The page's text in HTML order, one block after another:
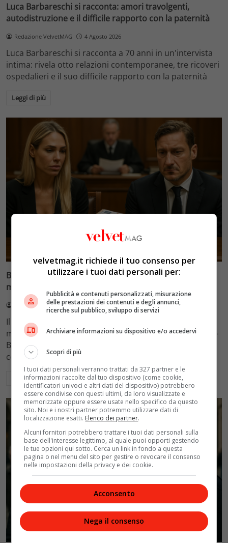
Luca Barbareschi si racconta: amori travolgenti,
autodistruzione e il difficile rapporto con la paternità
Redazione VelvetMAG 4 Agosto 2026
Luca Barbareschi si racconta a 70 anni in un'intervista
intima: rivela otto relazioni contemporanee, tre ricoveri
ospedalieri e il suo difficile rapporto con la paternità
Leggi di più
Blasi vs Totti: il giudice riduce l’assegno di
mantenimento a 10.900 euro
Redazione VelvetMAG 4 Agosto 2026
Il Tribunale di Roma ha fissato l'assegno di
mantenimento figli a 10.900 euro mensili nel caso Totti-
Blasi, respingendo la richiesta di 20mila euro della
conduttrice.
Leggi di più
Politica
velvetmag.it richiede il tuo consenso per
utilizzare i tuoi dati personali per:
Pubblicità e contenuti personalizzati, misurazione
delle prestazioni dei contenuti e degli annunci,
ricerche sul pubblico, sviluppo di servizi
Archiviare informazioni su dispositivo e/o accedervi
Scopri di più
I tuoi dati personali verranno trattati da 327 partner e le
informazioni raccolte dal tuo dispositivo (come cookie,
identificatori univoci e altri dati del dispositivo) potrebbero
essere condivise con questi ultimi, da loro visualizzate e
memorizzate oppure essere usate nello specifico da questo
sito. Noi e i nostri partner potremmo utilizzare dati di
localizzazione esatti. Elenco dei partner.
Alcuni fornitori potrebbero trattare i tuoi dati personali sulla
base dell'interesse legittimo, al quale puoi opporti gestendo
le tue opzioni qui sotto. Cerca un link in fondo a questa
pagina o nel menu del sito per gestire o revocare il consenso
nelle impostazioni della privacy e dei cookie.
Acconsento
Nega il consenso